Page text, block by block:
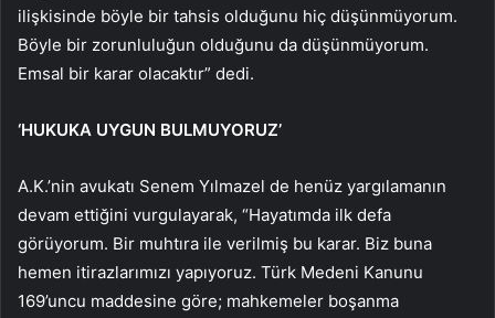
ilişkisinde böyle bir tahsis olduğunu hiç düşünmüyorum.
Böyle bir zorunluluğun olduğunu da düşünmüyorum.
Emsal bir karar olacaktır” dedi.
‘HUKUKA UYGUN BULMUYORUZ’
A.K.’nin avukatı Senem Yılmazel de henüz yargılamanın
devam ettiğini vurgulayarak, “Hayatımda ilk defa
görüyorum. Bir muhtıra ile verilmiş bu karar. Biz buna
hemen itirazlarımızı yapıyoruz. Türk Medeni Kanunu
169’uncu maddesine göre; mahkemeler boşanma